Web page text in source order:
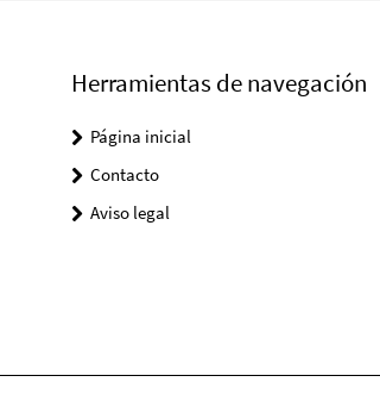
Herramientas de navegación
Página inicial
Contacto
Aviso legal